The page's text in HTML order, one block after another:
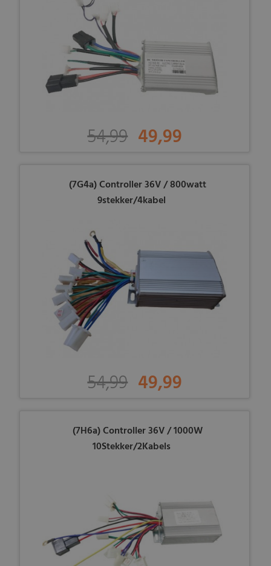
54,99 49,99
(7G4a) Controller 36V / 800watt
9stekker/4kabel
54,99 49,99
(7H6a) Controller 36V / 1000W
10Stekker/2Kabels